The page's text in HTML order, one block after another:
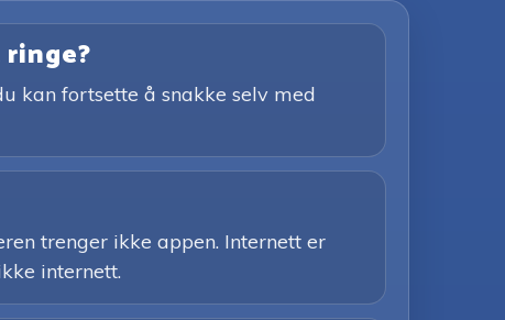
kan fortsette å snakke selv med
trenger ikke appen. Internett er
internett.